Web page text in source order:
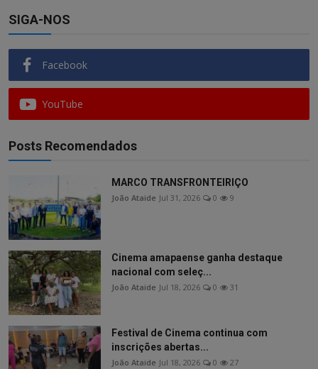
SIGA-NOS
Facebook
YouTube
Posts Recomendados
MARCO TRANSFRONTEIRIÇO
João Ataide Jul 31, 2026 0 9
Cinema amapaense ganha destaque
nacional com seleç...
João Ataide Jul 18, 2026 0 31
Festival de Cinema continua com
inscrições abertas...
João Ataide Jul 18, 2026 0 27